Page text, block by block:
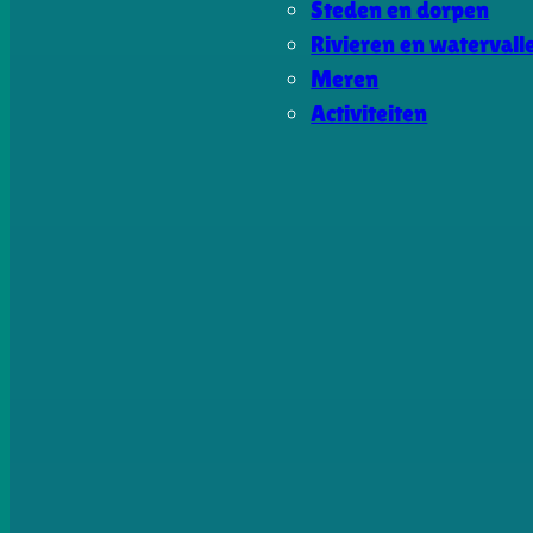
Steden en dorpen
Rivieren en
Meren
Activiteiten